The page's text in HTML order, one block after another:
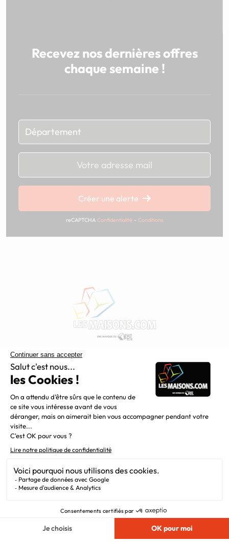
Recevez nos dernières offres
chaque semaine !
Chargement...
Créer une alerte
reCAPTCHA Confidentialité - Conditions
Constructeur de maisons individuelles, Maisons.com est une
filiale du Groupe BDL, leader de la construction dans le
grand nord de la France.
Liens utiles
Newsletter
Mentions légales
Plan du site